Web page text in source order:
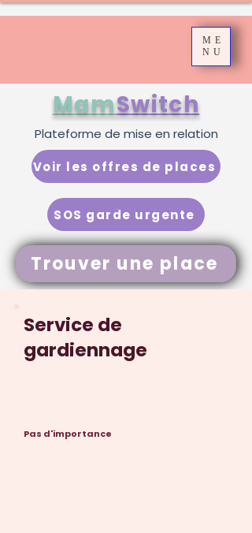
ME
NU
Trouver une place
MamSwitch
SOS garde urgente
Voir les offres de places
Plateforme de mise en relation
Service de
gardiennage
Pas d'importance